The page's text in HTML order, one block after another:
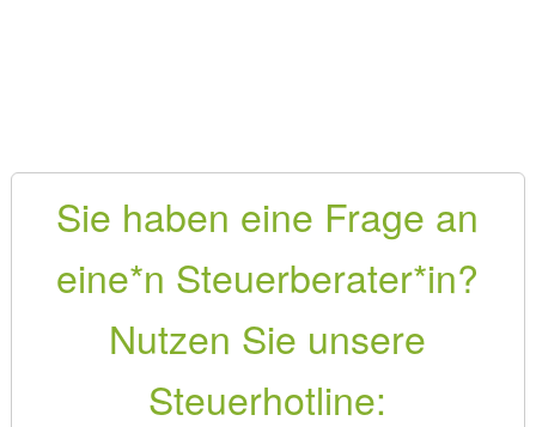
Sie haben eine Frage an
eine*n Steuerberater*in?
Nutzen Sie unsere
Steuerhotline: